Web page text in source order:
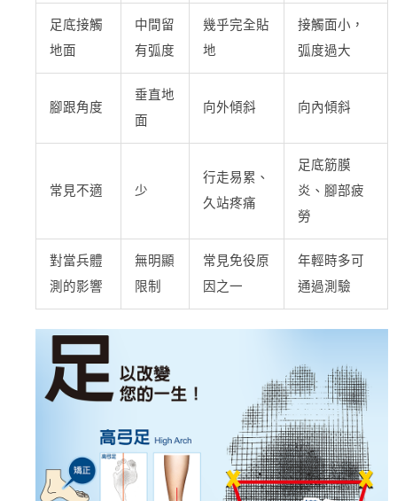
足底接觸
地面
中間留
有弧度
幾乎完全貼
地
接觸面小，
弧度過大
腳跟角度
垂直地
面
向外傾斜 向內傾斜
常見不適 少
行走易累、
久站疼痛
足底筋膜
炎、腳部疲
勞
對當兵體
測的影響
無明顯
限制
常見免役原
因之一
年輕時多可
通過測驗